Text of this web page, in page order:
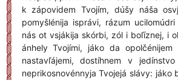
k zápovidem Tvojím, dúšy náša
pomyšlénija isprávi, rázum
nás ot vsjákija skórbi, zól i boľíznej, i
ánhely Tvojími, jáko da
nastavľájemi, dostíhnem v
neprikosnovénnyja Tvojejá slávy: jáko